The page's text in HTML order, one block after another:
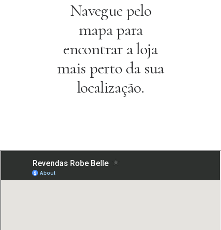
Navegue pelo
mapa para
encontrar a loja
mais perto da sua
localização.